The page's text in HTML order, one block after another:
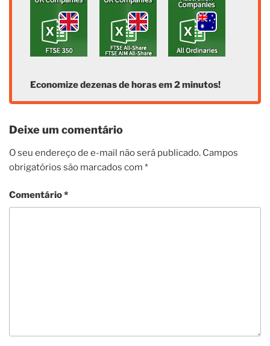
Economize dezenas de horas em 2 minutos!
Deixe um comentário
O seu endereço de e-mail não será publicado. Campos
obrigatórios são marcados com *
Comentário*